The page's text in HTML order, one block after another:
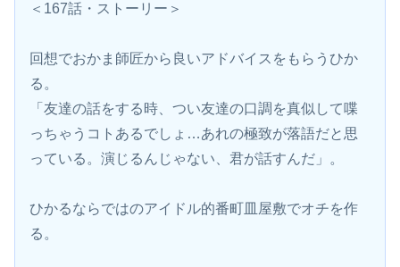
＜167話・ストーリー＞
回想でおかま師匠から良いアドバイスをもらうひか
る。
「友達の話をする時、つい友達の口調を真似して喋
っちゃうコトあるでしょ…あれの極致が落語だと思
っている。演じるんじゃない、君が話すんだ」。
ひかるならではのアイドル的番町皿屋敷でオチを作
る。